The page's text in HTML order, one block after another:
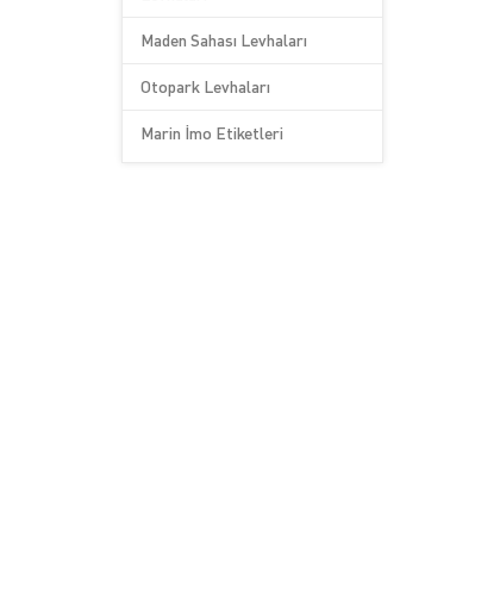
Maden Sahası Levhaları
Otopark Levhaları
Marin İmo Etiketleri